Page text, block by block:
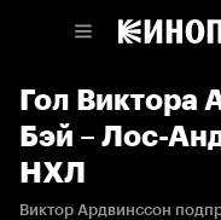
Гол Виктора
Бэй – Лос-
НХЛ